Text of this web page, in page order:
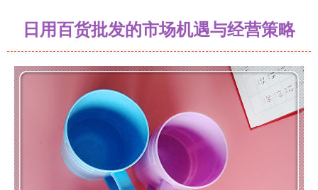
日用百货批发的市场机遇与经营策略